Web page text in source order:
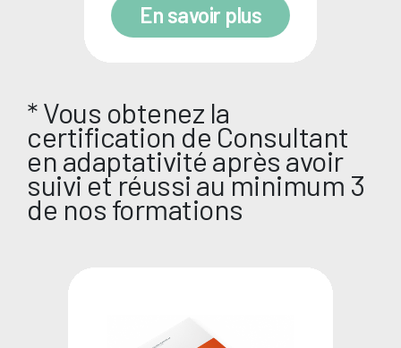
En savoir plus
* Vous obtenez la
certification de Consultant
en adaptativité après avoir
suivi et réussi au minimum 3
de nos formations